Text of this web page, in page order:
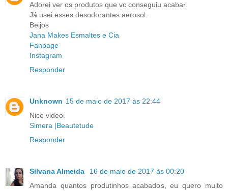
Adorei ver os produtos que vc conseguiu acabar.
Já usei esses desodorantes aerosol.
Beijos
Jana Makes Esmaltes e Cia
Fanpage
Instagram
Responder
Unknown 15 de maio de 2017 às 22:44
Nice video.
Simera |Beautetude
Responder
Silvana Almeida
16 de maio de 2017 às 00:20
Amanda quantos produtinhos acabados, eu quero muito